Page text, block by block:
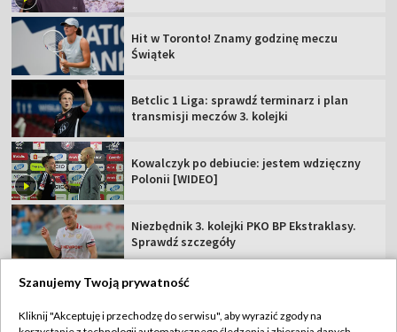
Hit w Toronto! Znamy godzinę meczu
Świątek
Betclic 1 Liga: sprawdź terminarz i plan
transmisji meczów 3. kolejki
Kowalczyk po debiucie: jestem wdzięczny
Polonii [WIDEO]
Niezbędnik 3. kolejki PKO BP Ekstraklasy.
Sprawdź szczegóły
Szanujemy Twoją prywatność
Kliknij "Akceptuję i przechodzę do serwisu", aby wyrazić zgody na